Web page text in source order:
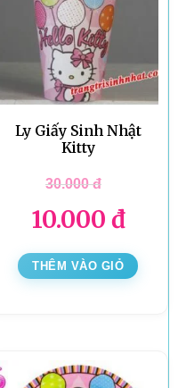
Ly Giấy Sinh Nhật
Kitty
30.000đ
10.000 đ
THÊM VÀO GIỎ